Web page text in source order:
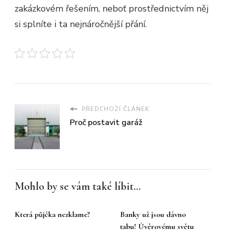
zakázkovém řešením, neboť prostřednictvím něj
si splníte i ta nejnáročnější přání.
PŘEDCHOZÍ ČLÁNEK
Proč postavit garáž
Mohlo by se vám také líbit...
Která půjčka nezklame?
Banky už jsou dávno
tabu! Úvěrovému světu